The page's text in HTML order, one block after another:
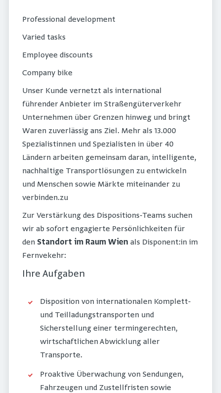
Professional development
Varied tasks
Employee discounts
Company bike
Unser Kunde vernetzt als international
führender Anbieter im Straßengüterverkehr
Unternehmen über Grenzen hinweg und bringt
Waren zuverlässig ans Ziel. Mehr als 13.000
Spezialistinnen und Spezialisten in über 40
Ländern arbeiten gemeinsam daran, intelligente,
nachhaltige Transportlösungen zu entwickeln
und Menschen sowie Märkte miteinander zu
verbinden.zu
Zur Verstärkung des Dispositions-Teams suchen
wir ab sofort engagierte Persönlichkeiten für
den Standort im Raum Wien als Disponent:in im
Fernvekehr:
Ihre Aufgaben
Disposition von internationalen Komplett-
und Teilladungstransporten und
Sicherstellung einer termingerechten,
wirtschaftlichen Abwicklung aller
Transporte.
Proaktive Überwachung von Sendungen,
Fahrzeugen und Zustellfristen sowie